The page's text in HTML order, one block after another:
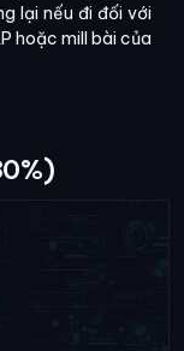
lại nếu đi đối với
hoặc mill bài của